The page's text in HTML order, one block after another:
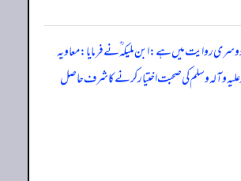
روایت میں ہے: ابن ملیکہ ؒ نے فرمایا: معاویہ
‌وآلہ ‌وسلم کی صحبت اختیار کرنے کا شرف حاصل